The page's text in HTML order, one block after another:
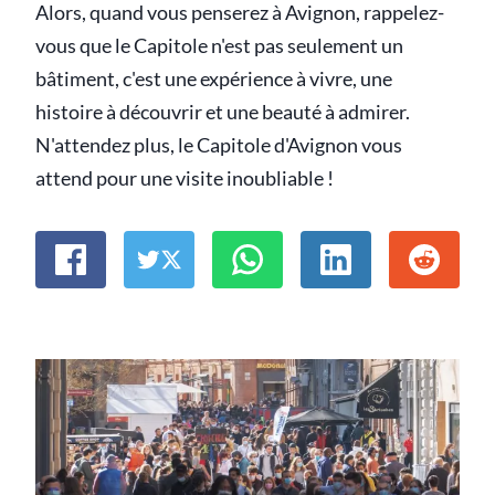
Alors, quand vous penserez à Avignon, rappelez-
vous que le Capitole n'est pas seulement un
bâtiment, c'est une expérience à vivre, une
histoire à découvrir et une beauté à admirer.
N'attendez plus, le Capitole d'Avignon vous
attend pour une visite inoubliable !